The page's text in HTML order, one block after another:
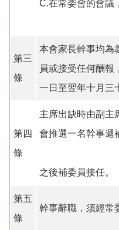
C.在常委會的會議
第三
條
本會家長幹事均為
員或接受任何酬報
一日至翌年十月三
第四
條
主席出缺時由副主
會推選一名幹事遞
之後補委員接任。
第五
條
幹事辭職，須經常